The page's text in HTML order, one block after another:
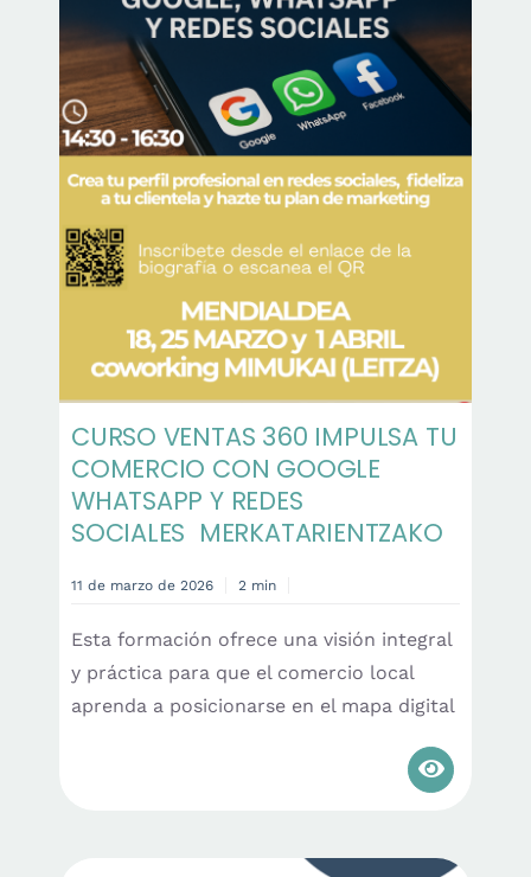
CURSO VENTAS 360 IMPULSA TU
COMERCIO CON GOOGLE
WHATSAPP Y REDES
SOCIALES MERKATARIENTZAKO
11 de marzo de 2026 2 min
Esta formación ofrece una visión integral
y práctica para que el comercio local
aprenda a posicionarse en el mapa digital